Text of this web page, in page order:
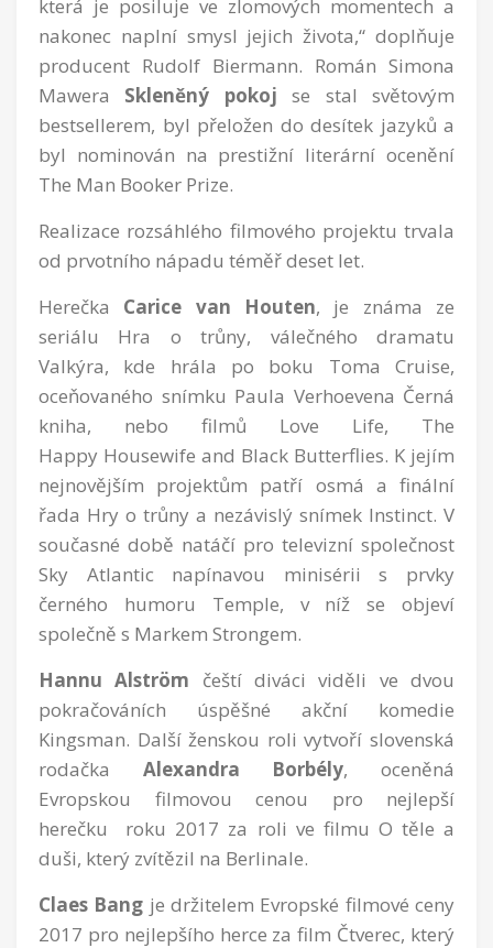
která je posiluje ve zlomových momentech a
nakonec naplní smysl jejich života,“ doplňuje
producent Rudolf Biermann. Román Simona
Mawera
Skleněný pokoj
se stal světovým
bestsellerem, byl přeložen do desítek jazyků a
byl nominován na prestižní literární ocenění
The Man Booker Prize.
Realizace rozsáhlého filmového projektu trvala
od prvotního nápadu téměř deset let.
Herečka
Carice van Houten, je známa ze
seriálu Hra o trůny, válečného dramatu
Valkýra, kde hrála po boku Toma Cruise,
oceňovaného snímku Paula Verhoevena Černá
kniha, nebo filmů Love Life, The
Happy Housewife and Black Butterflies. K jejím
nejnovějším projektům patří osmá a finální
řada Hry o trůny a nezávislý snímek Instinct. V
současné době natáčí pro televizní společnost
Sky Atlantic napínavou minisérii s prvky
černého humoru Temple, v níž se objeví
společně s Markem Strongem.
Hannu Alström
čeští diváci viděli ve dvou
pokračováních úspěšné akční komedie
Kingsman. Další ženskou roli vytvoří slovenská
rodačka
Alexandra Borbély, oceněná
Evropskou filmovou cenou pro nejlepší
herečku roku 2017 za roli ve filmu O těle a
duši, který zvítězil na Berlinale.
Claes Bang je držitelem Evropské filmové ceny
2017 pro nejlepšího herce za film Čtverec, který